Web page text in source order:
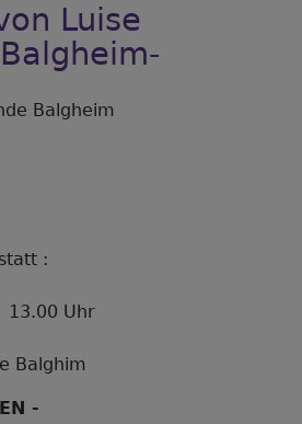
Luise
Balgheim
:
Uhr
Balghim
-